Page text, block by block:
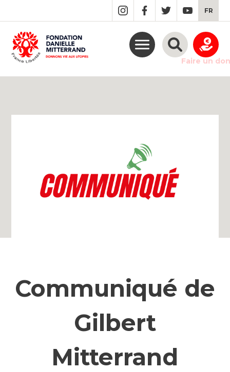
MAIN
CONTENT
FR
Faire un don
Communiqué de
Gilbert
Mitterrand